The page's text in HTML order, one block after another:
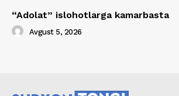
“Adolat” islohotlarga kamarbasta
Avgust 5, 2026